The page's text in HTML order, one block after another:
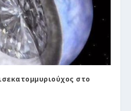
στο